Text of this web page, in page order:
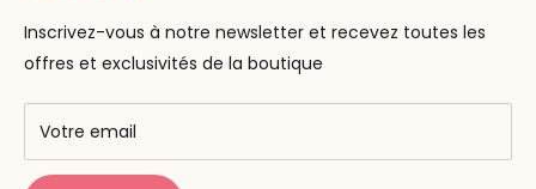
F.A.Q
La pédagogie
Nos marques
Centres de formation
Public Montessori
Inscrivez-vous à notre newsletter et recevez toutes les
offres et exclusivités de la boutique
Votre email